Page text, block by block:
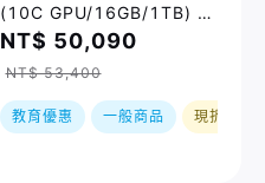
(10C GPU/16GB/1TB) /
四色｜預購，到貨後依訂單
順序出貨
NT$ 50,090
NT$ 53,400
教育優惠 一般商品 現折